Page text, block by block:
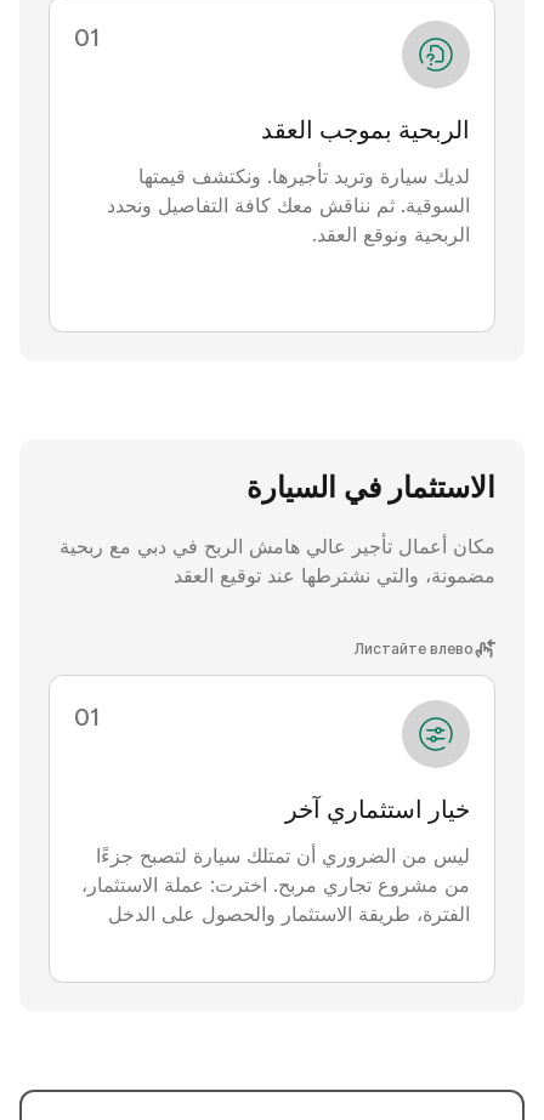
01
الربحية بموجب العقد
لديك سيارة وتريد تأجيرها. ونكتشف قيمتها
السوقية. ثم نناقش معك كافة التفاصيل ونحدد
الربحية ونوقع العقد.
الاستثمار في السيارة
مكان أعمال تأجير عالي هامش الربح في دبي مع ربحية
مضمونة، والتي نشترطها عند توقيع العقد
Листайте влево
01
خيار استثماري آخر
ليس من الضروري أن تمتلك سيارة لتصبح جزءًا
من مشروع تجاري مربح. اخترت: عملة الاستثمار،
الفترة، طريقة الاستثمار والحصول على الدخل